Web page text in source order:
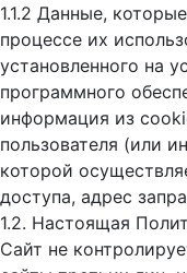
1.1.2 Данные,
процессе их
установленного на
программного
информация из
пользователя (или
которой
доступа, адрес
1.2. Настоящая
Сайт не